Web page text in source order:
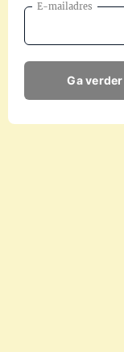
E-mailadres
Ga verder